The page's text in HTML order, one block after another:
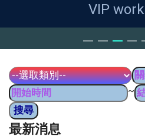
VIP
~
最新消息